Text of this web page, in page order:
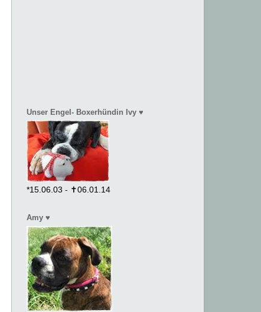
Unser Engel- Boxerhündin Ivy ♥
*15.06.03 - ✝06.01.14
Amy ♥